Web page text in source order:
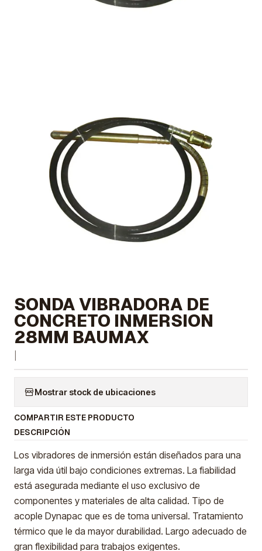
SONDA VIBRADORA DE
CONCRETO INMERSION
28MM BAUMAX
Mostrar stock de ubicaciones
COMPARTIR ESTE PRODUCTO
DESCRIPCIÓN
Los vibradores de inmersión están diseñados para una
larga vida útil bajo condiciones extremas. La fiabilidad
está asegurada mediante el uso exclusivo de
componentes y materiales de alta calidad. Tipo de
acople Dynapac que es de toma universal. Tratamiento
térmico que le da mayor durabilidad. Largo adecuado de
gran flexibilidad para trabajos exigentes.